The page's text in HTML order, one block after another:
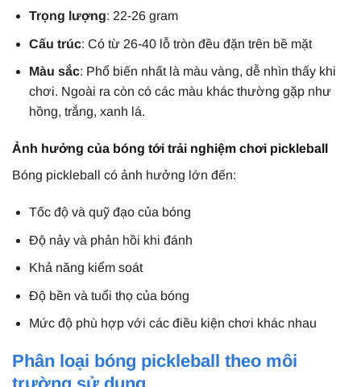
Trọng lượng: 22-26 gram
Cấu trúc: Có từ 26-40 lỗ tròn đều đặn trên bề mặt
Màu sắc: Phổ biến nhất là màu vàng, dễ nhìn thấy khi
chơi. Ngoài ra còn có các màu khác thường gặp như
hồng, trắng, xanh lá.
Ảnh hưởng của bóng tới trải nghiệm chơi pickleball
Bóng pickleball có ảnh hưởng lớn đến:
Tốc độ và quỹ đạo của bóng
Độ nảy và phản hồi khi đánh
Khả năng kiểm soát
Độ bền và tuổi thọ của bóng
Mức độ phù hợp với các điều kiện chơi khác nhau
Phân loại bóng pickleball theo môi